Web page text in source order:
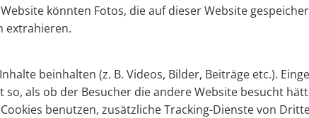
könnten Fotos, die auf dieser Website
extrahieren.
beinhalten (z. B. Videos, Bilder, Beiträge etc.).
als ob der Besucher die andere Website besucht
benutzen, zusätzliche Tracking-Dienste von